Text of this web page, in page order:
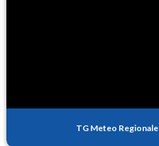
TG Meteo Regionale